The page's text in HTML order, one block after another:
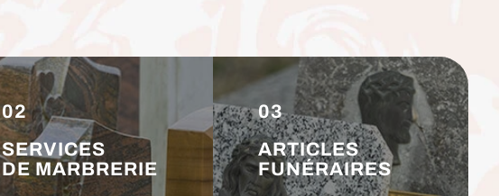
02
SERVICES
DE MARBRERIE
03
ARTICLES
FUNÉRAIRES